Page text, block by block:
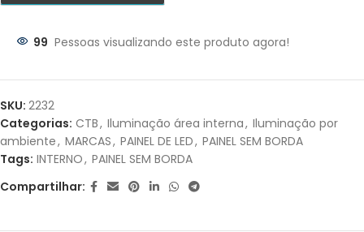
Parcelas:
JUROS
99 Pessoas visualizando este produto agora!
SKU: 2232
Categorias: CTB, Iluminação área interna, Iluminação por
ambiente, MARCAS, PAINEL DE LED, PAINEL SEM BORDA
Tags: INTERNO, PAINEL SEM BORDA
Compartilhar: